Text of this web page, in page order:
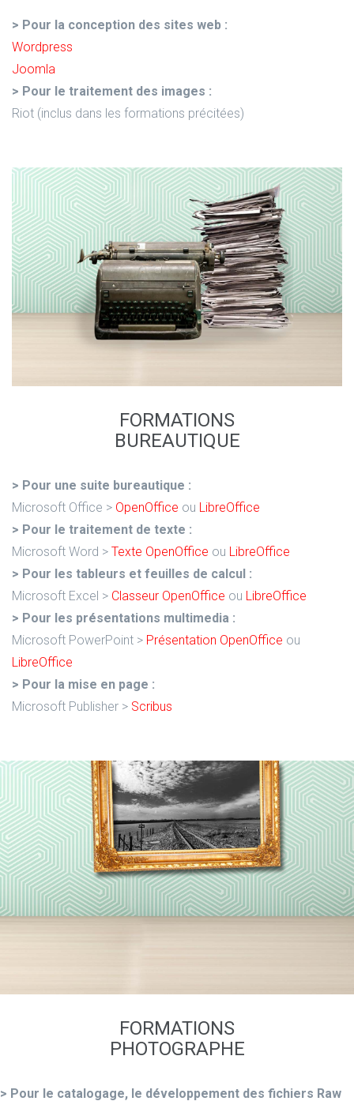
> Pour la conception des sites web :
Wordpress
Joomla
> Pour le traitement des images :
Riot (inclus dans les formations précitées)
FORMATIONS
BUREAUTIQUE
> Pour une suite bureautique :
Microsoft Office > OpenOffice ou LibreOffice
> Pour le traitement de texte :
Microsoft Word > Texte OpenOffice ou LibreOffice
> Pour les tableurs et feuilles de calcul :
Microsoft Excel > Classeur OpenOffice ou LibreOffice
> Pour les présentations multimedia :
Microsoft PowerPoint > Présentation OpenOffice ou
LibreOffice
> Pour la mise en page :
Microsoft Publisher > Scribus
FORMATIONS
PHOTOGRAPHE
> Pour le catalogage, le développement des fichiers Raw